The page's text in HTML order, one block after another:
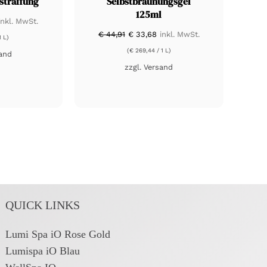
MwSt.
L)
125ml
€44,91
Ursprünglicher
Preis
war:
€33,68
Aktueller
Preis
ist:
inkl. MwSt.
(€269,44/ 1 L)
zzgl.Versand
QUICK LINKS
Lumi Spa iO Rose Gold
Lumispa iO Blau